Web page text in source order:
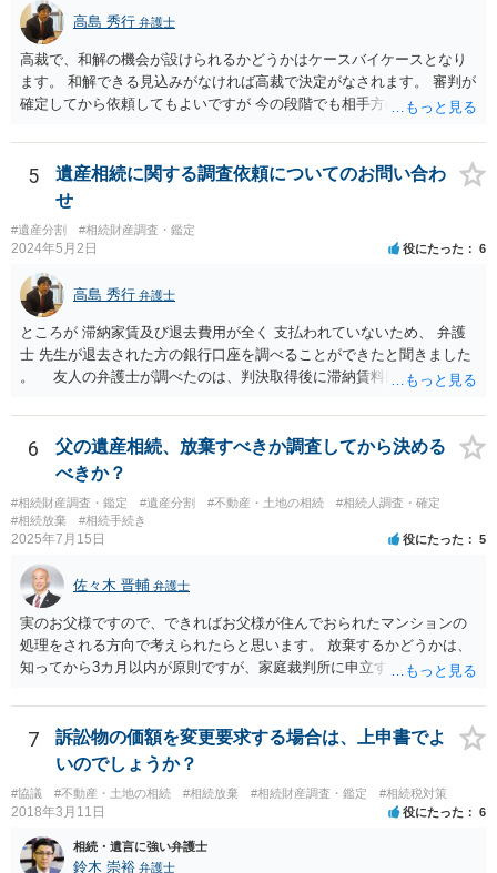
すが、現代では、各々が自由に価格設定をしていますので、特に相場
はお示しできません。ただし、かつて日本弁護士連合会が設けていた
報酬基準を踏まえて価格設定している弁護士は一定数いると思います
ので、それが一応の目安となるでしょう。
高島 秀行 弁護士
高裁で、和解の機会が設けられるかどうかはケースバイケースとなり
ます。 和解できる見込みがなければ高裁で決定がなされます。 審判が
確定してから依頼してもよいですが 今の段階でも相手方の連絡が迷惑
5
遺産相続に関する調査依頼についてのお問い合わ
せ
#遺産分割 #相続財産調査・鑑定
2024年5月2日 役にたった 6
高島 秀行 弁護士
ところが 滞納家賃及び退去費用が全く 支払われていないため、 弁護
士 先生が退去された方の銀行口座を調べることができたと聞きました
。 友人の弁護士が調べたのは、判決取得後に滞納賃料回収のため
預金の入出金履歴を調べたわけではありません。 残念ながら、事案
や目的も異なりますし、開示の内容も異なります。
6
父の遺産相続、放棄すべきか調査してから決める
べきか？
#相続財産調査・鑑定 #遺産分割 #不動産・土地の相続
#相続人調査・確定
#相続放棄
#相続手続き
2025年7月15日 役にたった 5
佐々木 晋輔 弁護士
実のお父様ですので、できればお父様が住んでおられたマンションの
処理をされる方向で考えられたらと思います。 放棄するかどうかは、
知ってから3カ月以内が原則ですが、家庭裁判所に申立すれば3カ月の
放棄するかどうか決めることができます。 銀行やサラ金が数年も放置
することはありませんので、数年後に借金が発見される可能性はほぼ
ありません。 なお、私が扱った相続放棄を検討していた案件で、期間
伸長して調査したところ、サラ金に対する過払金など相当な財産が見
つかったため相続したという事例がありました。
7
訴訟物の価額を変更要求する場合は、上申書でよ
いのでしょうか？
#協議 #不動産・土地の相続 #相続放棄 #相続財産調査・鑑定 #相続税対策
2018年3月11日 役にたった 6
相続・遺言に強い弁護士
鈴木 崇裕 弁護士